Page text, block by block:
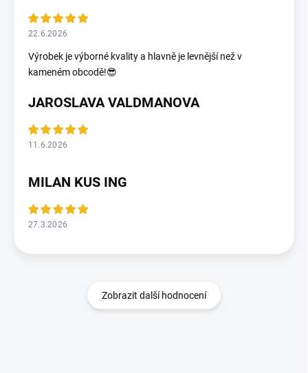
22.6.2026
Výrobek je výborné kvality a hlavně je levnější než v
kameném obcodě!😎
JAROSLAVA VALDMANOVA
11.6.2026
MILAN KUS ING
27.3.2026
Zobrazit další hodnocení